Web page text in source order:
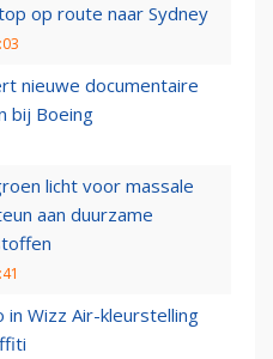
op route naar Sydney
nieuwe documentaire
bij Boeing
licht voor massale
aan duurzame
in Wizz Air-kleurstelling